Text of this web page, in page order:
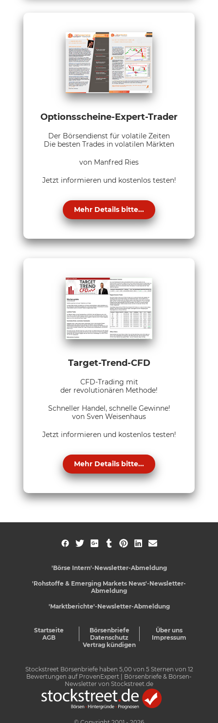
Optionsscheine-Expert-Trader
Der Börsendienst für volatile Zeiten
Die besten Trades in volatilen Märkten
von Manfred Ries
Jetzt informieren und kostenlos testen!
Mehr Details bitte...
Target-Trend-CFD
CFD-Trading mit
der revolutionären Methode!
Schneller Handel, schnelle Gewinne!
von Sven Weisenhaus
Jetzt informieren und kostenlos testen!
Mehr Details bitte...
'Börse Intern'-Newsletter-Abmeldung
'Rohstoffe & Emerging Markets News'-Newsletter-
Abmeldung
'Marktberichte'-Newsletter-Abmeldung
Startseite Börsenbriefe
Über uns
AGB
Datenschutz
Impressum
Vertrag kündigen
Stockstreet Börsenbriefe haben 5,00von 5Sternen von 12
Bewertungen auf ProvenExpert | Börsenbriefe & Börsen-
Newsletter von Stockstreet.de